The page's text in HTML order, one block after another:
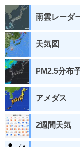
雨雲レーダ
天気図
PM2.5分布
アメダス
2週間天気